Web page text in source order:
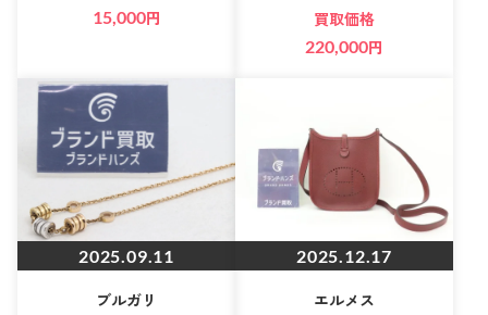
15,000円
買取価格
220,000円
2025.09.11
ブルガリ
2025.12.17
エルメス